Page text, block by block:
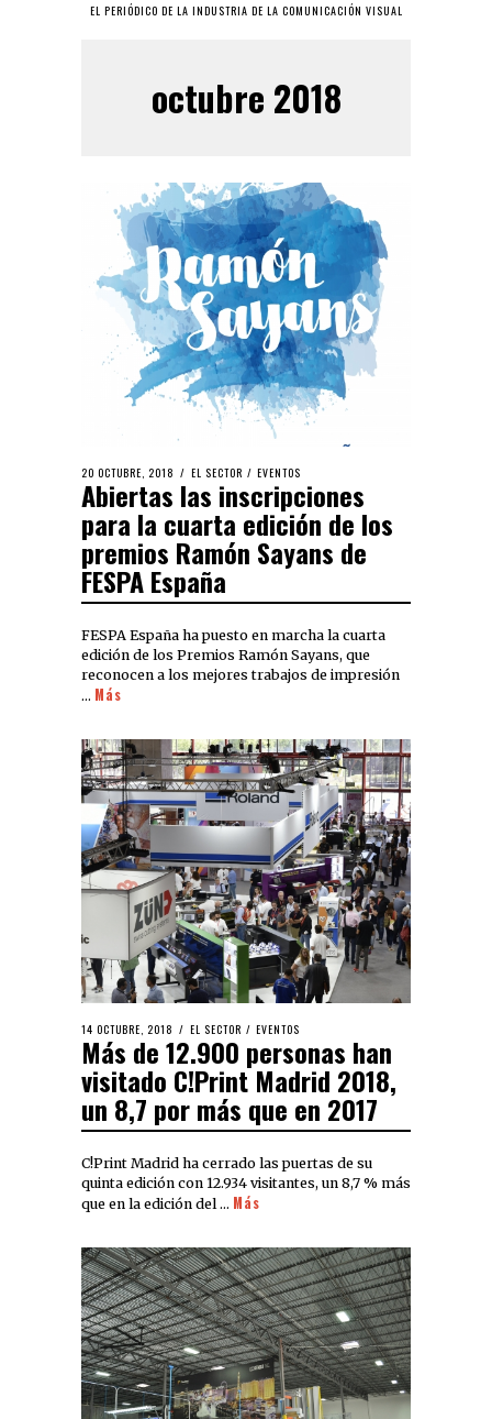
EL PERIÓDICO DE LA INDUSTRIA DE LA COMUNICACIÓN VISUAL
octubre 2018
20 OCTUBRE, 2018 EL SECTOR / EVENTOS
Abiertas las inscripciones
para la cuarta edición de los
premios Ramón Sayans de
FESPA España
FESPA España ha puesto en marcha la cuarta
edición de los Premios Ramón Sayans, que
reconocen a los mejores trabajos de impresión
… Más
14 OCTUBRE, 2018 EL SECTOR / EVENTOS
Más de 12.900 personas han
visitado C!Print Madrid 2018,
un 8,7 por más que en 2017
C!Print Madrid ha cerrado las puertas de su
quinta edición con 12.934 visitantes, un 8,7 % más
que en la edición del … Más